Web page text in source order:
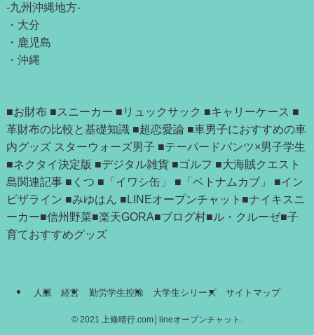
-九州沖縄地方-
・ 大分
・ 鹿児島
・ 沖縄
■お財布 ■スニーカー ■リュックサック ■キャリーケース ■
革財布の比較と基礎知識 ■超恋愛論 ■車男子におすすめの車
内グッズ スターウォーズ男子 ■テーパードパンツ×男子学生
■ネクタイ決定版 ■デジタル雑貨 ■ゴルフ ■大海賊クエスト
島関連記事■ くつ ■「イワシ缶」 ■ 「ベトナムカブ」 ■イン
ビザライン ■みゆはん ■LINEオープンチャット ■ナイキスニ
ーカー■信州野菜■楽天GORA■ブログ村■ル・クルーゼ■子
育ておすすめグッズ
人脈 経営 勤労学生控除 大学生シリーズ サイトマップ
© 2021 上條晴行.com│lineオープンチャット.